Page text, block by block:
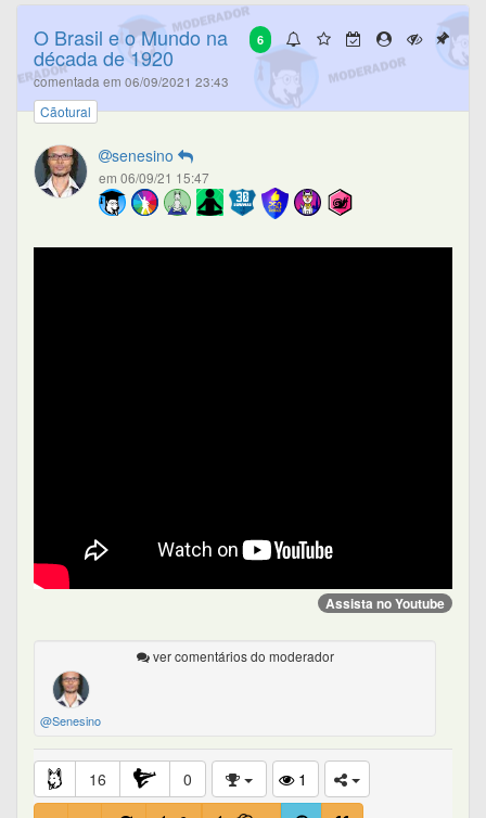
6
O Brasil e o Mundo na
década de 1920
comentada em 06/09/2021 23:43
Cãotural
senesino
em 06/09/21 15:47
Assista no Youtube
ver comentários do moderador
@Senesino
16 0
1